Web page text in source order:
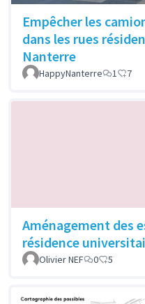
Empêcher les
dans les rues
Nanterre
HappyNanterre 1 7
Aménagement des
résidence
Olivier NEF 0 5